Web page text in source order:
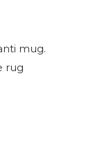
mug.
rug